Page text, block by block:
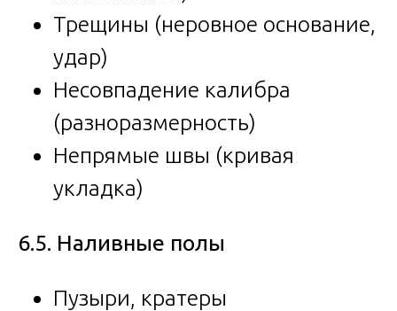
Трещины (неровное основание,
удар)
Несовпадение калибра
(разноразмерность)
Непрямые швы (кривая
укладка)
6.5. Наливные полы
Пузыри, кратеры